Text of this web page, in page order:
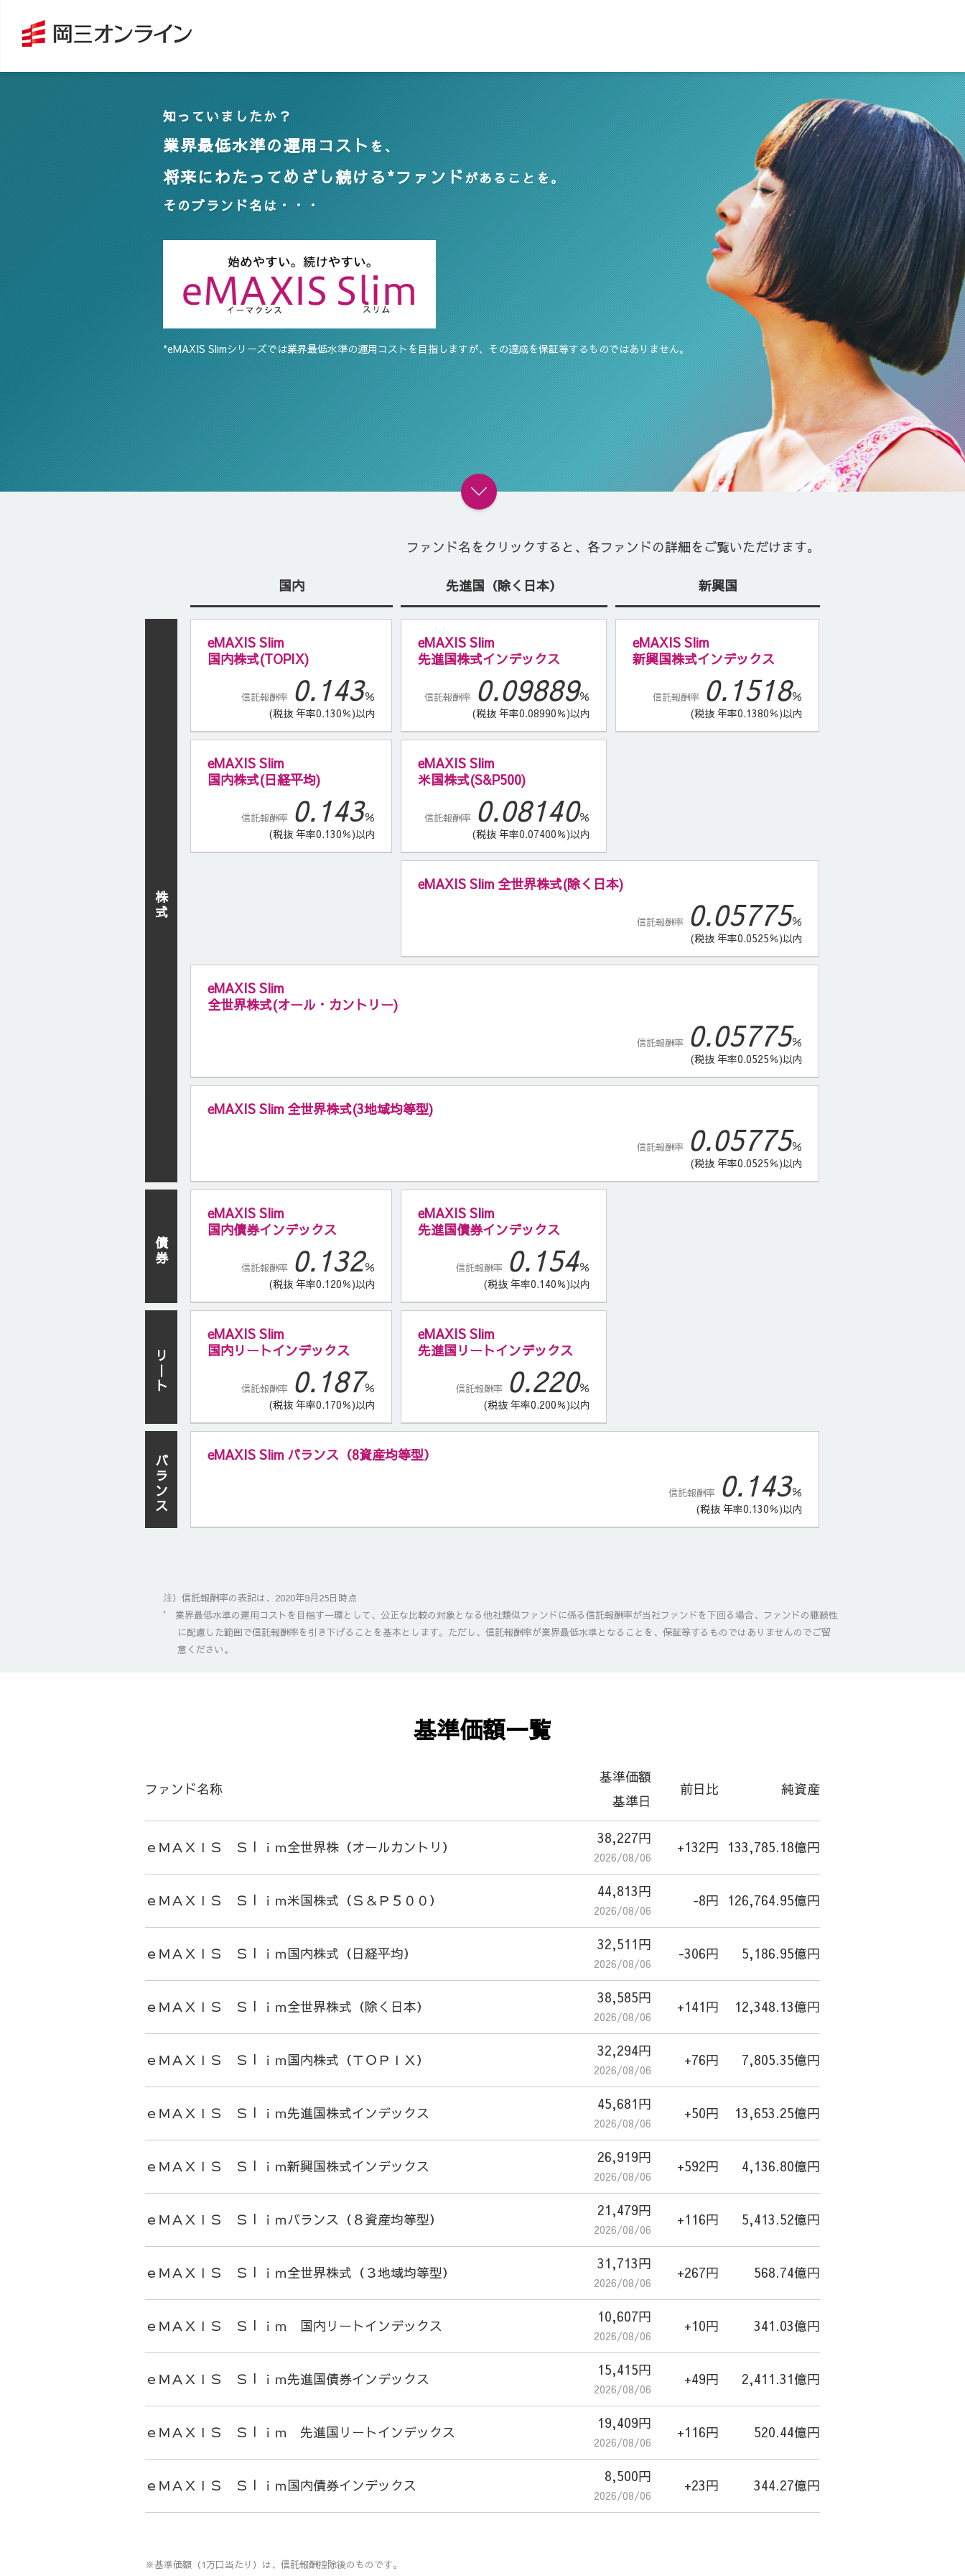
知っていましたか？
業界最低水準の運用コストを、
将来にわたってめざし続ける*ファンドがあることを。
そのブランド名は・・・
*eMAXIS Slimシリーズでは業界最低水準の運用コストを目指しますが、その達成を保証等するものではありません。
ファンド名をクリックすると、各ファンドの詳細をご覧いただけます。
国内 先進国（除く日本） 新興国
株
式
eMAXIS Slim
国内株式(TOPIX)
信託報酬率 0.143％
(税抜 年率0.130％)以内
eMAXIS Slim
先進国株式インデックス
信託報酬率 0.09889％
(税抜 年率0.08990％)以内
eMAXIS Slim
新興国株式インデックス
信託報酬率 0.1518％
(税抜 年率0.1380％)以内
eMAXIS Slim
国内株式(日経平均)
信託報酬率 0.143％
(税抜 年率0.130％)以内
eMAXIS Slim
米国株式(S&P500)
信託報酬率 0.08140％
(税抜 年率0.07400％)以内
eMAXIS Slim 全世界株式(除く日本)
信託報酬率 0.05775％
(税抜 年率0.0525％)以内
eMAXIS Slim
全世界株式(オール・カントリー)
信託報酬率 0.05775％
(税抜 年率0.0525％)以内
eMAXIS Slim 全世界株式(3地域均等型)
信託報酬率 0.05775％
(税抜 年率0.0525％)以内
債
券
eMAXIS Slim
国内債券インデックス
信託報酬率 0.132％
(税抜 年率0.120％)以内
eMAXIS Slim
先進国債券インデックス
信託報酬率 0.154％
(税抜 年率0.140％)以内
リ
｜
ト
eMAXIS Slim
国内リートインデックス
信託報酬率 0.187％
(税抜 年率0.170％)以内
eMAXIS Slim
先進国リートインデックス
信託報酬率 0.220％
(税抜 年率0.200％)以内
バ
ラ
ン
ス
eMAXIS Slim バランス（8資産均等型）
信託報酬率 0.143％
(税抜 年率0.130％)以内
注）信託報酬率の表記は、2020年9月25日時点
* 業界最低水準の運用コストを目指す一環として、公正な比較の対象となる他社類似ファンドに係る信託報酬率が当社ファンドを下回る場合、ファンドの継続性
に配慮した範囲で信託報酬率を引き下げることを基本とします。ただし、信託報酬率が業界最低水準となることを、保証等するものではありませんのでご留
意ください。
基準価額一覧
ファンド名称
基準価額
基準日
前日比 純資産
ｅＭＡＸＩＳ Ｓｌｉｍ全世界株（オールカントリ）
38,227円
2026/08/06
+132円 133,785.18億円
ｅＭＡＸＩＳ Ｓｌｉｍ米国株式（Ｓ＆Ｐ５００）
44,813円
2026/08/06
-8円 126,764.95億円
ｅＭＡＸＩＳ Ｓｌｉｍ国内株式（日経平均）
32,511円
2026/08/06
-306円 5,186.95億円
ｅＭＡＸＩＳ Ｓｌｉｍ全世界株式（除く日本）
38,585円
2026/08/06
+141円 12,348.13億円
ｅＭＡＸＩＳ Ｓｌｉｍ国内株式（ＴＯＰＩＸ）
32,294円
2026/08/06
+76円 7,805.35億円
ｅＭＡＸＩＳ Ｓｌｉｍ先進国株式インデックス
45,681円
2026/08/06
+50円 13,653.25億円
ｅＭＡＸＩＳ Ｓｌｉｍ新興国株式インデックス
26,919円
2026/08/06
+592円 4,136.80億円
ｅＭＡＸＩＳ Ｓｌｉｍバランス（８資産均等型）
21,479円
2026/08/06
+116円 5,413.52億円
ｅＭＡＸＩＳ Ｓｌｉｍ全世界株式（３地域均等型）
31,713円
2026/08/06
+267円 568.74億円
ｅＭＡＸＩＳ Ｓｌｉｍ 国内リートインデックス
10,607円
2026/08/06
+10円 341.03億円
ｅＭＡＸＩＳ Ｓｌｉｍ先進国債券インデックス
15,415円
2026/08/06
+49円 2,411.31億円
ｅＭＡＸＩＳ Ｓｌｉｍ 先進国リートインデックス
19,409円
2026/08/06
+116円 520.44億円
ｅＭＡＸＩＳ Ｓｌｉｍ国内債券インデックス
8,500円
2026/08/06
+23円 344.27億円
※基準価額（1万口当たり）は、信託報酬控除後のものです。